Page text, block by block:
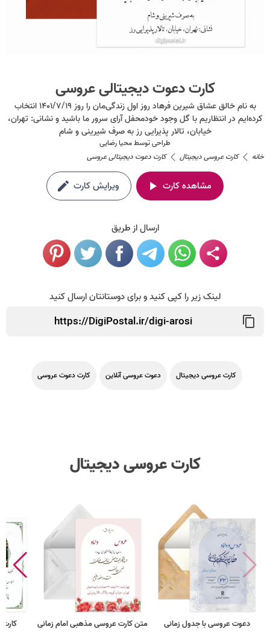
کارت دعوت دیجیتالی عروسی
به نام خالق عشاق شیرین فرهاد روز اول زندگی‌مان را روز ۱۴۰۱/۷/۱۹ انتخاب
کرده‌ایم در انتظاریم با گل وجود خودمحفل آرای سرور ما باشید و نشانی: تهران،
خیابان، تالار پذیرایی رز به صرف شیرینی و شام
طراحی توسطمحیا رضایی
خانه
کارت عروسی دیجیتال کارت دعوت دیجیتالی عروسی
مشاهده کارت ویرایش کارت
ارسال از طریق
لینک زیر را کپی کنید و برای دوستانتان ارسال کنید
کارت عروسی دیجیتال دعوت عروسی آنلاین کارت دعوت عروسی
کارت عروسی دیجیتال
دعوت عروسی با جدول زمانی متن کارت عروسی مذهبی امام زمانی کارت